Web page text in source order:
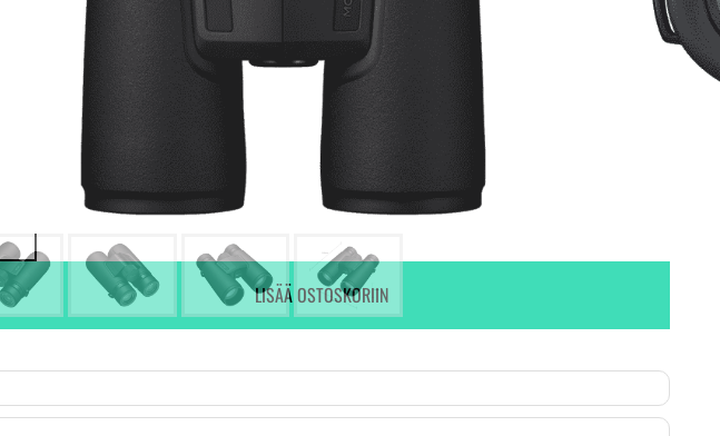
Maahantuojan varasto:
379,00 €
LISÄÄ OSTOSKORIIN